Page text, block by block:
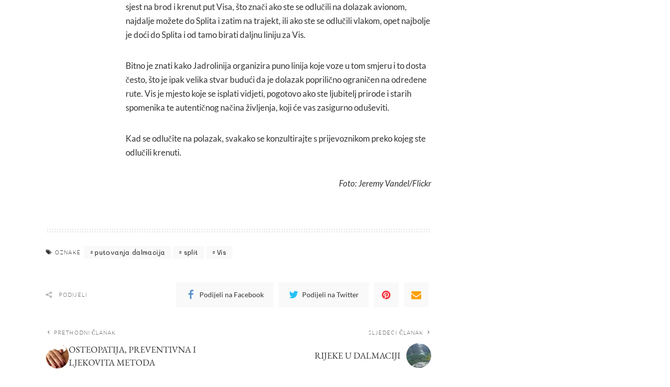
sjest na brod i krenut put Visa, što znači ako ste se odlučili na dolazak avionom,
najdalje možete do Splita i zatim na trajekt, ili ako ste se odlučili vlakom, opet najbolje
je doći do Splita i od tamo birati daljnu liniju za Vis.
Bitno je znati kako Jadrolinija organizira puno linija koje voze u tom smjeru i to dosta
često, što je ipak velika stvar budući da je dolazak poprilično ograničen na određene
rute. Vis je mjesto koje se isplati vidjeti, pogotovo ako ste ljubitelj prirode i starih
spomenika te autentičnog načina življenja, koji će vas zasigurno oduševiti.
Kad se odlučite na polazak, svakako se konzultirajte s prijevoznikom preko kojeg ste
odlučili krenuti.
Foto: Jeremy Vandel/Flickr
OZNAKE putovanja dalmacija split Vis
PODIJELI Podijeli na Facebook Podijeli na Twitter
PRETHODNI ČLANAK
OSTEOPATIJA, PREVENTIVNA I
LJEKOVITA METODA
SLJEDEĆI ČLANAK
RIJEKE U DALMACIJI